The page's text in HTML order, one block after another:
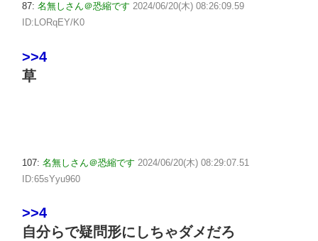
87: 名無しさん＠恐縮です 2024/06/20(木) 08:26:09.59
ID:LORqEY/K0
>>4
草
107: 名無しさん＠恐縮です 2024/06/20(木) 08:29:07.51
ID:65sYyu960
>>4
自分らで疑問形にしちゃダメだろ